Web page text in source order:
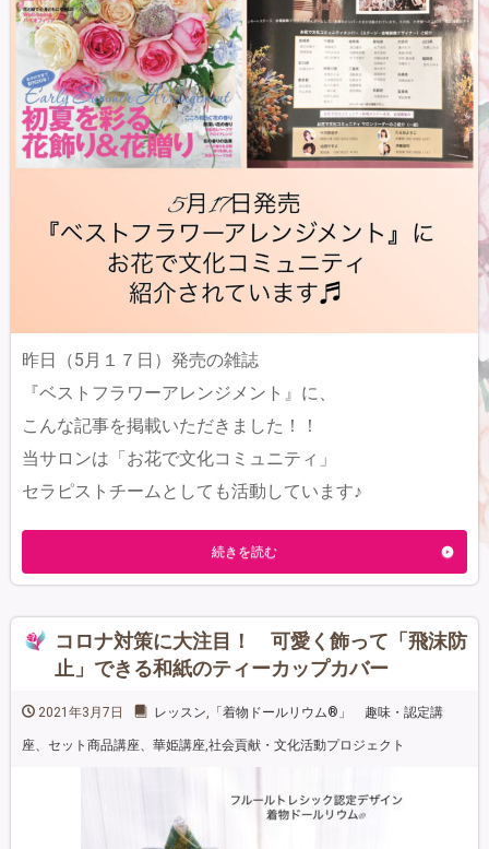
昨日（5月１７日）発売の雑誌
『ベストフラワーアレンジメント』に、
こんな記事を掲載いただきました！！
当サロンは「お花で文化コミュニティ」
セラピストチームとしても活動しています♪
続きを読む
コロナ対策に大注目！ 可愛く飾って「飛沫防
止」できる和紙のティーカップカバー
2021年3月7日 レッスン, 「着物ドールリウム®」 趣味・認定講
座、セット商品講座、華姫講座,社会貢献・文化活動プロジェクト